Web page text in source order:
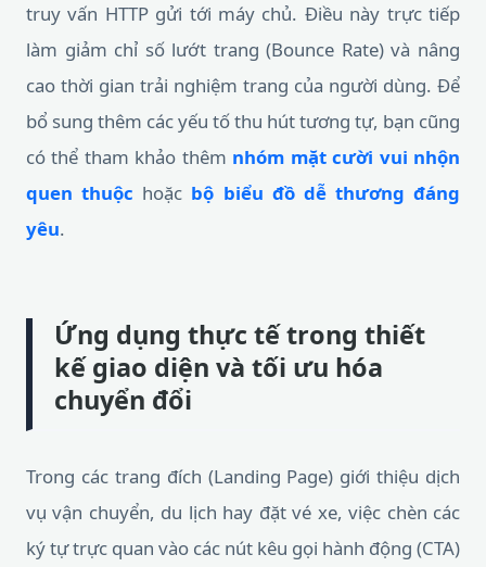
truy vấn HTTP gửi tới máy chủ. Điều này trực tiếp
làm giảm chỉ số lướt trang (Bounce Rate) và nâng
cao thời gian trải nghiệm trang của người dùng. Để
bổ sung thêm các yếu tố thu hút tương tự, bạn cũng
có thể tham khảo thêm nhóm mặt cười vui nhộn
quen thuộc hoặc bộ biểu đồ dễ thương đáng
yêu.
Ứng dụng thực tế trong thiết
kế giao diện và tối ưu hóa
chuyển đổi
Trong các trang đích (Landing Page) giới thiệu dịch
vụ vận chuyển, du lịch hay đặt vé xe, việc chèn các
ký tự trực quan vào các nút kêu gọi hành động (CTA)